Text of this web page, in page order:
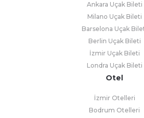
Ankara Uçak Bileti
Milano Uçak Bileti
Barselona Uçak
Berlin Uçak Bileti
İzmir Uçak Bileti
Londra Uçak Bileti
Otel
İzmir Otelleri
Bodrum Otelleri